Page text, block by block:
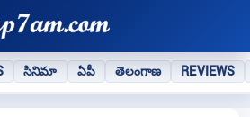
సినిమా ఏపీ తెలంగాణ REVIEWS